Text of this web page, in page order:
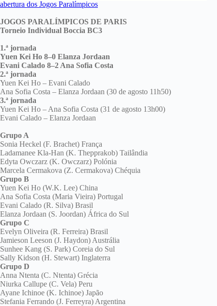
JOGOS PARALÍMPICOS DE PARIS
Torneio Individual Boccia BC3
1.ª jornada
Yuen Kei Ho 8–0 Elanza Jordaan
Evani Calado 8–2 Ana Sofia Costa
2.ª jornada
Yuen Kei Ho – Evani Calado
Ana Sofia Costa – Elanza Jordaan (30 de agosto 11h50)
3.ª jornada
Yuen Kei Ho – Ana Sofia Costa (31 de agosto 13h00)
Evani Calado – Elanza Jordaan
Grupo A
Sonia Heckel (F. Brachet) França
Ladamanee Kla-Han (K. Thepprakob) Tailândia
Edyta Owczarz (K. Owczarz) Polónia
Marcela Cermakova (Z. Cermakova) Chéquia
Grupo B
Yuen Kei Ho (W.K. Lee) China
Ana Sofia Costa (Maria Vieira) Portugal
Evani Calado (R. Silva) Brasil
Elanza Jordaan (S. Joordan) África do Sul
Grupo C
Evelyn Oliveira (R. Ferreira) Brasil
Jamieson Leeson (J. Haydon) Austrália
Sunhee Kang (S. Park) Coreia do Sul
Sally Kidson (H. Stewart) Inglaterra
Grupo D
Anna Ntenta (C. Ntenta) Grécia
Niurka Callupe (C. Vela) Peru
Ayane Ichinoe (K. Ichinoe) Japão
Stefania Ferrando (J. Ferreyra) Argentina